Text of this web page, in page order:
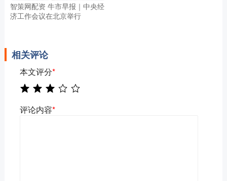
智策网配资 牛市早报｜中央经
济工作会议在北京举行
相关评论
本文评分*
评论内容*